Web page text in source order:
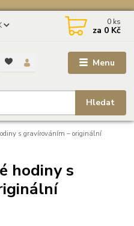
Menu
Hledat
0 ks
za 0 Kč
s gravírováním – originální
hodiny s